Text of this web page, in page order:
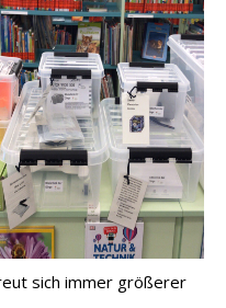
sich immer größerer